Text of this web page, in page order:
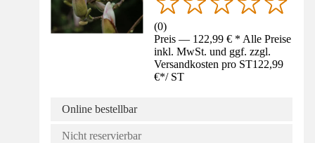
(0)
Preis — 122,99 € * Alle Preise
inkl. MwSt. und ggf. zzgl.
Versandkosten pro ST122,99
€*/ ST
Online bestellbar
Nicht reservierbar